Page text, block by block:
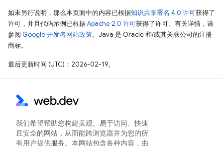
如未另行说明，那么本页面中的内容已根据知识共享署名 4.0 许可获得了
许可，并且代码示例已根据Apache 2.0 许可获得了许可。有关详情，请
参阅 Google 开发者网站政策。Java 是 Oracle 和/或其关联公司的注册
商标。
最后更新时间 (UTC)：2026-02-19。
我们希望帮助您构建美观、易于访问、快速
且安全的网站，从而能跨浏览器并为您的所
有用户提供服务。本网站包含各种内容，由